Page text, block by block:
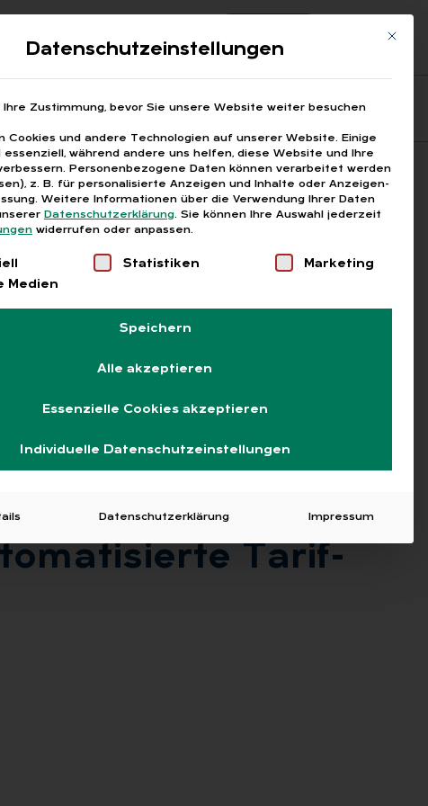
Suchen
Registrierung
Fragen aus den ARGEn Printausgaben
Ta­rif­
Mit
Datenschutzeinstellungen
Ihre Zustimmung, bevor Sie unsere Website weiter besuchen
Cookies und andere Technologien auf unserer Website. Einige
essenziell, während andere uns helfen, diese Website und Ihre
Personenbezogene Daten können verarbeitet werden
z. B. für personalisierte Anzeigen und Inhalte oder Anzeigen-
Weitere Informationen über die Verwendung Ihrer Daten
Datenschutzerklärung. Sie können Ihre Auswahl jederzeit
widerrufen oder anpassen.
Liste der Service-Gruppen, für die eine
Statistiken
Marketing
Medien
Speichern
Alle akzeptieren
Essenzielle Cookies akzeptieren
Individuelle Datenschutzeinstellungen
Datenschutzerklärung Impressum